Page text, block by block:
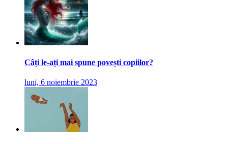
Câți le-ați mai spune povești copiilor?
luni, 6 noiembrie 2023